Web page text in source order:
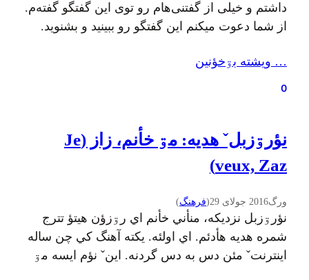
داشتم و خیلی از گفتنی‌هام رو توی این گفتگو گفته‌م.
از شما دعوت میکنم این گفتگو رو ببینید و بشنوید.
داستان شد. ? فقط در این حد بگم که استیکرم در
اومده. این هم از شانس…
… ويشته بۊخؤنين
0
نؤرۊزبلˇ هديه: مۊ خأنم، زاز (Je
veux, Zaz)
ورگ2016 جولای 29 (فرهنگ)
نؤرۊزبل نزديکه، منأني خأنم اي رۊزؤن هيتؤ تترج
شمره هديه هأدئم. اي اولئه. يکته آهنگ کي چن ساله
اينترنتˇ مئن دس به دس گردنه. اينˇ نؤم ايسه مۊ